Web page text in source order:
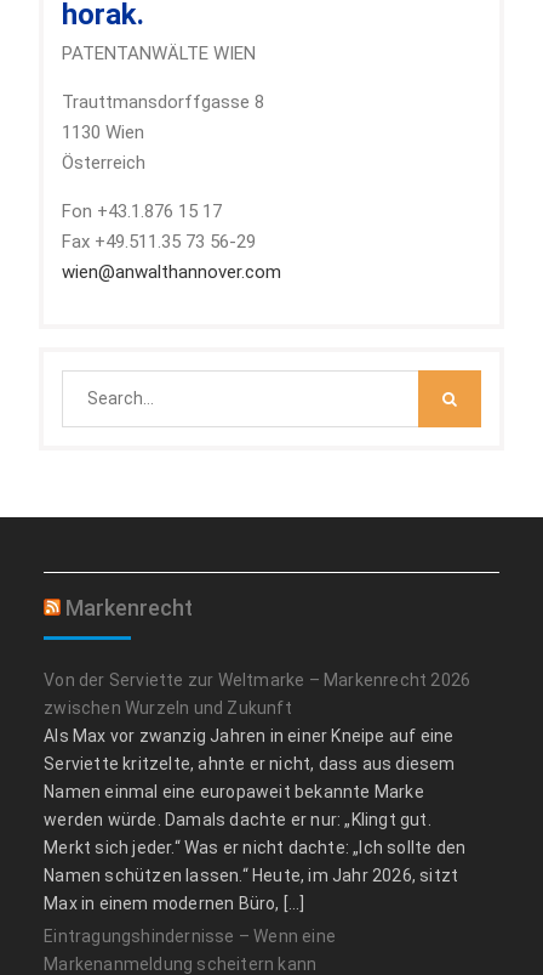
horak.
PATENTANWÄLTE WIEN
Trauttmansdorffgasse 8
1130 Wien
Österreich
Fon +43.1.876 15 17
Fax +49.511.35 73 56-29
wien@anwalthannover.com
Markenrecht
Von der Serviette zur Weltmarke – Markenrecht 2026
zwischen Wurzeln und Zukunft
Als Max vor zwanzig Jahren in einer Kneipe auf eine
Serviette kritzelte, ahnte er nicht, dass aus diesem
Namen einmal eine europaweit bekannte Marke
werden würde. Damals dachte er nur: „Klingt gut.
Merkt sich jeder.“ Was er nicht dachte: „Ich sollte den
Namen schützen lassen.“ Heute, im Jahr 2026, sitzt
Max in einem modernen Büro, […]
Eintragungshindernisse – Wenn eine
Markenanmeldung scheitern kann